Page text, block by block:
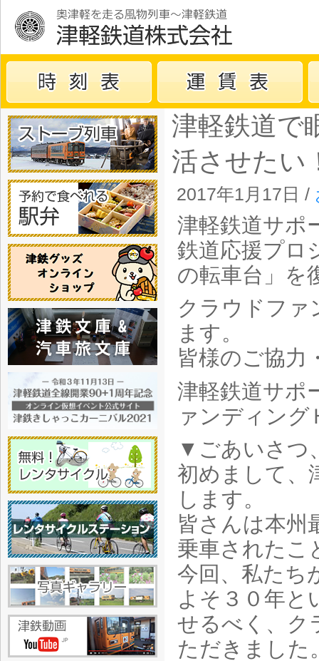
津軽鉄道で
活させたい
2017年1月17日 /
津軽鉄道サポ
鉄道応援プロ
の転車台」を
クラウドファ
ます。
皆様のご協力
津軽鉄道サポ
ァンディング
▼ごあいさつ
初めまして、
します。
皆さんは本州
乗車されたこ
今回、私たち
よそ３０年と
せるべく、ク
ただきました